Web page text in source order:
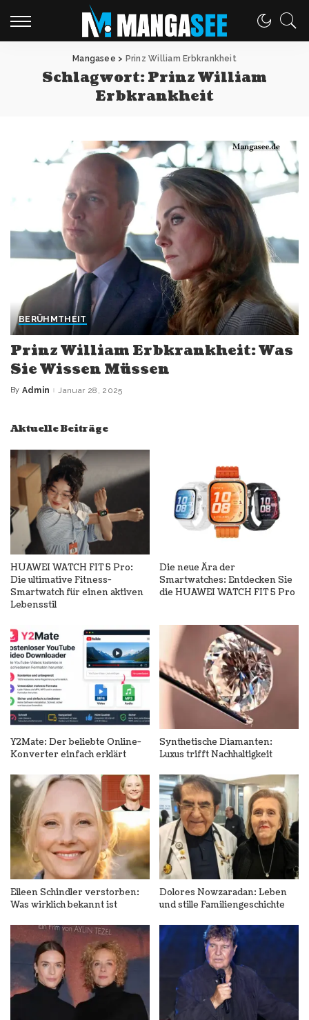
Mangasee > Prinz William Erbkrankheit
Schlagwort:Prinz William
Erbkrankheit
BERÜHMTHEIT
Prinz William Erbkrankheit: Was
Sie Wissen Müssen
Posted
By Admin Januar 28, 2025
Aktuelle Beiträge
HUAWEI WATCH FIT 5 Pro:
Die ultimative Fitness-
Smartwatch für einen aktiven
Lebensstil
Die neue Ära der
Smartwatches: Entdecken Sie
die HUAWEI WATCH FIT 5 Pro
Y2Mate: Der beliebte Online-
Konverter einfach erklärt
Synthetische Diamanten:
Luxus trifft Nachhaltigkeit
Eileen Schindler verstorben:
Was wirklich bekannt ist
Dolores Nowzaradan: Leben
und stille Familiengeschichte